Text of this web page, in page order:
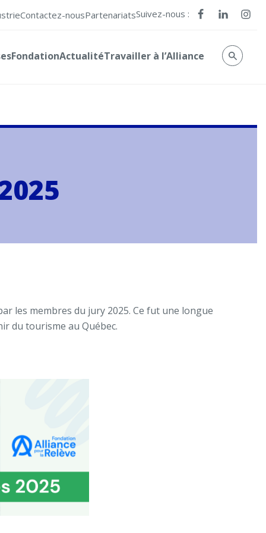
Contactez-nousPartenariatsSuivez-nous :
FondationActualitéTravailler à l’Alliance
les membres du jury 2025. Ce fut une longue
du tourisme au Québec.